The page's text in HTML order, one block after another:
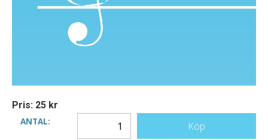
Pris: 25 kr
ANTAL:
Köp